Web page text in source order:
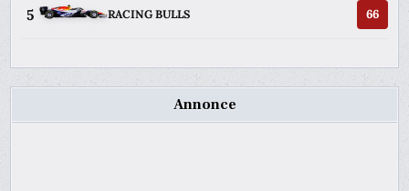
5 RACING BULLS 66
Annonce